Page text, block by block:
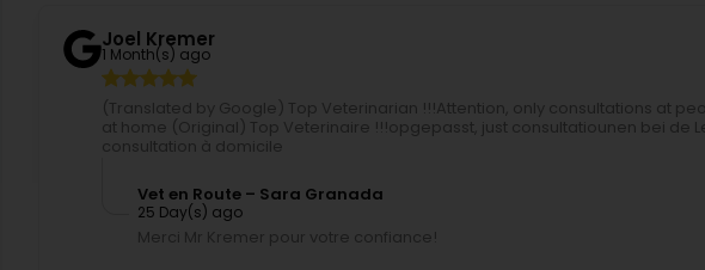
Joel Kremer
1 Month(s) ago
(Translated by Google) Top Veterinarian !!!Attention, only consultations at
at home (Original) Top Veterinaire !!!opgepasst, just consultatiounen bei de
consultation à domicile
Vet en Route – Sara Granada
25 Day(s) ago
Merci Mr Kremer pour votre confiance!